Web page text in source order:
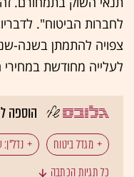
לחברות הביטוח".
צפויה להתמתן בשנה-
לעלייה מחודשת במחירי
הוספה
מגדל ביטוח
כל תגיות הכתבה